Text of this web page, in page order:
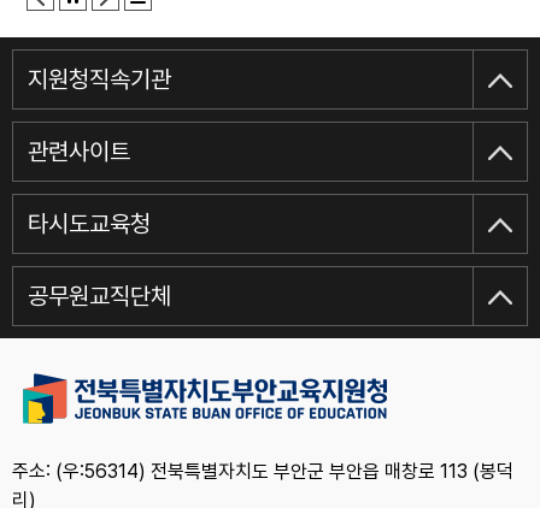
방과후강사신청
지원청직속기관
관련사이트
타시도교육청
공무원교직단체
주소: (우:56314) 전북특별자치도 부안군 부안읍 매창로 113 (봉덕
리)